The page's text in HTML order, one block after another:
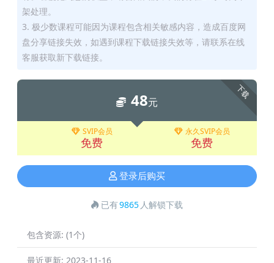
架处理。
3. 极少数课程可能因为课程包含相关敏感内容，造成百度网
盘分享链接失效，如遇到课程下载链接失效等，请联系在线
客服获取新下载链接。
下载
48元
SVIP会员
免费
永久SVIP会员
免费
登录后购买
已有9865 人解锁下载
包含资源: (1个)
最近更新: 2023-11-16